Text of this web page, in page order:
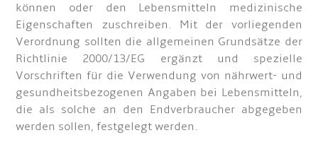
können oder den Lebensmitteln medizinische
Eigenschaften zuschreiben. Mit der vorliegenden
Verordnung sollten die allgemeinen Grundsätze der
Richtlinie 2000/13/EG ergänzt und spezielle
Vorschriften für die Verwendung von nährwert- und
gesundheitsbezogenen Angaben bei Lebensmitteln,
die als solche an den Endverbraucher abgegeben
werden sollen, festgelegt werden.